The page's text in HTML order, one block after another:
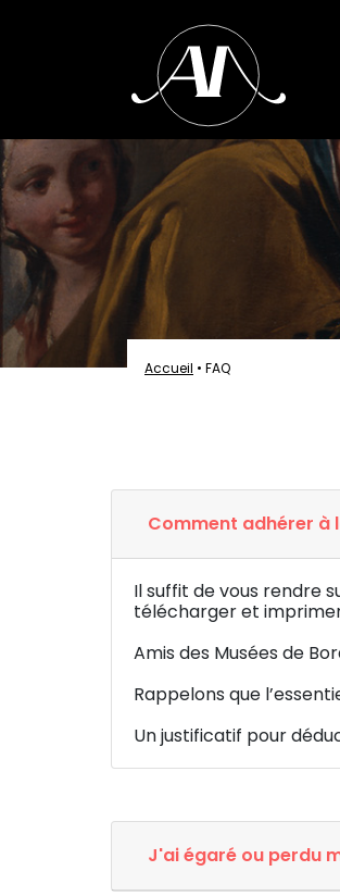
Accueil • FAQ
Comment adhérer à
Il suffit de vous rendre
télécharger et imprimer
Amis des Musées de
Rappelons que
Un justificatif pour
J'ai égaré ou perdu